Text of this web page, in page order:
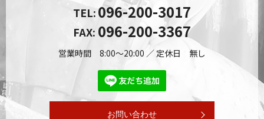
TEL:096-200-3017
FAX: 096-200-3367
営業時間 8:00～20:00 ／ 定休日 無し
お問い合わせ